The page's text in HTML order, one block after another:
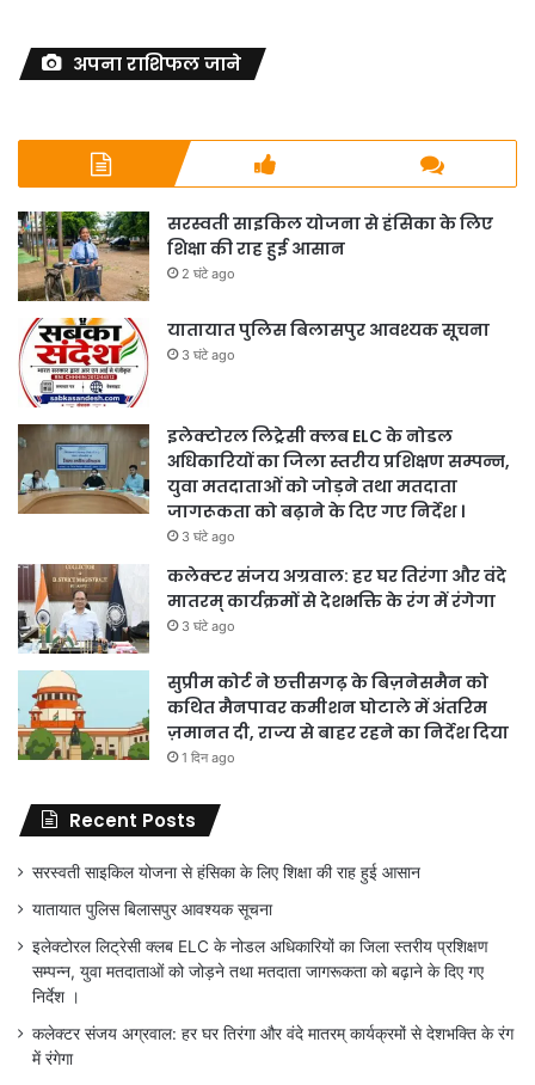
अपना राशिफल जाने
सरस्वती साइकिल योजना से हंसिका के लिए
शिक्षा की राह हुई आसान
2 घंटे ago
यातायात पुलिस बिलासपुर आवश्यक सूचना
3 घंटे ago
इलेक्टोरल लिट्रेसी क्लब ELC के नोडल
अधिकारियों का जिला स्तरीय प्रशिक्षण सम्पन्न,
युवा मतदाताओं को जोड़ने तथा मतदाता
जागरूकता को बढ़ाने के दिए गए निर्देश ।
3 घंटे ago
कलेक्टर संजय अग्रवाल: हर घर तिरंगा और वंदे
मातरम् कार्यक्रमों से देशभक्ति के रंग में रंगेगा
3 घंटे ago
सुप्रीम कोर्ट ने छत्तीसगढ़ के बिज़नेसमैन को
कथित मैनपावर कमीशन घोटाले में अंतरिम
ज़मानत दी, राज्य से बाहर रहने का निर्देश दिया
1 दिन ago
Recent Posts
सरस्वती साइकिल योजना से हंसिका के लिए शिक्षा की राह हुई आसान
यातायात पुलिस बिलासपुर आवश्यक सूचना
इलेक्टोरल लिट्रेसी क्लब ELC के नोडल अधिकारियों का जिला स्तरीय प्रशिक्षण
सम्पन्न, युवा मतदाताओं को जोड़ने तथा मतदाता जागरूकता को बढ़ाने के दिए गए
निर्देश ।
कलेक्टर संजय अग्रवाल: हर घर तिरंगा और वंदे मातरम् कार्यक्रमों से देशभक्ति के रंग
में रंगेगा